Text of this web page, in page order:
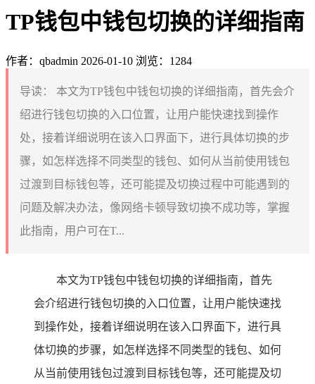
TP钱包中钱包切换的详细指南
作者：qbadmin 2026-01-10 浏览：1284
导读：
本文为TP钱包中钱包切换的详细指南，首先会介
绍进行钱包切换的入口位置，让用户能快速找到操作
处，接着详细说明在该入口界面下，进行具体切换的步
骤，如怎样选择不同类型的钱包、如何从当前使用钱包
过渡到目标钱包等，还可能提及切换过程中可能遇到的
问题及解决办法，像网络卡顿导致切换不成功等，掌握
此指南，用户可在T...
本文为TP钱包中钱包切换的详细指南，首先
会介绍进行钱包切换的入口位置，让用户能快速找
到操作处，接着详细说明在该入口界面下，进行具
体切换的步骤，如怎样选择不同类型的钱包、如何
从当前使用钱包过渡到目标钱包等，还可能提及切